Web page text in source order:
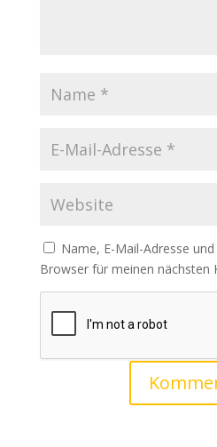
Name, E-Mail-Adresse
Browser für meinen nächsten